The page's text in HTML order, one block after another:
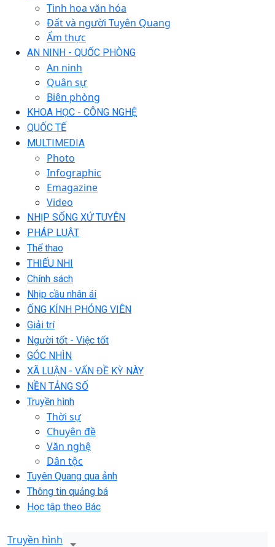
Tinh hoa văn hóa
Đất và người Tuyên Quang
Ẩm thực
AN NINH - QUỐC PHÒNG
An ninh
Quân sự
Biên phòng
KHOA HỌC - CÔNG NGHỆ
QUỐC TẾ
MULTIMEDIA
Photo
Infographic
Emagazine
Video
NHỊP SỐNG XỨ TUYÊN
PHÁP LUẬT
Thể thao
THIẾU NHI
Chính sách
Nhịp cầu nhân ái
ỐNG KÍNH PHÓNG VIÊN
Giải trí
Người tốt - Việc tốt
GÓC NHÌN
XÃ LUẬN - VẤN ĐỀ KỲ NÀY
NỀN TẢNG SỐ
Truyền hình
Thời sự
Chuyên đề
Văn nghệ
Dân tộc
Tuyên Quang qua ảnh
Thông tin quảng bá
Học tập theo Bác
Truyền hình